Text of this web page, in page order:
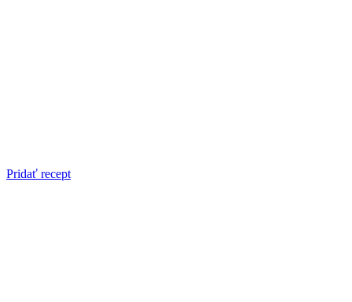
Pridať recept